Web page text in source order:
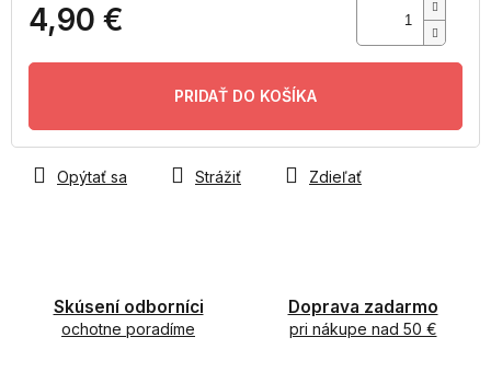
4,90 €
PRIDAŤ DO KOŠÍKA
Skúsení odborníci
ochotne poradíme
Doprava zadarmo
pri nákupe nad 50 €
Opýtať sa Strážiť Zdieľať